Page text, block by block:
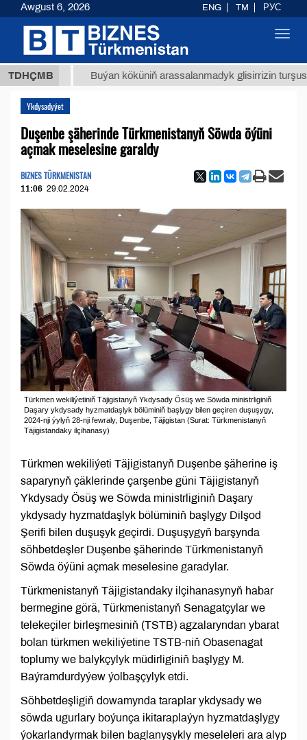
TDHÇMB Buýan köküniň arassalanmadyk glisirrizin turşusy (t.)
Ykdysadyýet
Duşenbe şäherinde Türkmenistanyň Söwda öýüni
açmak meselesine garaldy
BIZNES TÜRKMENISTAN
11:06 29.02.2024
Türkmen wekiliýetiniň Täjigistanyň Ykdysady Ösüş we Söwda ministrliginiň
Daşary ykdysady hyzmatdaşlyk bölüminiň başlygy bilen geçiren duşuşygy,
2024-nji ýylyň 28-nji fewraly, Duşenbe, Täjigistan (Surat: Türkmenistanyň
Täjigistandaky ilçihanasy)
Türkmen wekiliýeti Täjigistanyň Duşenbe şäherine iş
saparynyň çäklerinde çarşenbe güni Täjigistanyň
Ykdysady Ösüş we Söwda ministrliginiň Daşary
ykdysady hyzmatdaşlyk bölüminiň başlygy Dilşod
Şerifi bilen duşuşyk geçirdi. Duşuşygyň barşynda
söhbetdeşler Duşenbe şäherinde Türkmenistanyň
Söwda öýüni açmak meselesine garadylar.
Türkmenistanyň Täjigistandaky ilçihanasynyň habar
bermegine görä, Türkmenistanyň Senagatçylar we
telekeçiler birleşmesiniň (TSTB) agzalaryndan ybarat
bolan türkmen wekiliýetine TSTB-niň Obasenagat
toplumy we balykçylyk müdirliginiň başlygy M.
Baýramdurdyýew ýolbaşçylyk etdi.
Söhbetdeşligiň dowamynda taraplar ykdysady we
söwda ugurlary boýunça ikitaraplaýyn hyzmatdaşlygy
ýokarlandyrmak bilen baglanyşykly meseleleri ara alyp
Awgust 6, 2026 ENG TM РУС